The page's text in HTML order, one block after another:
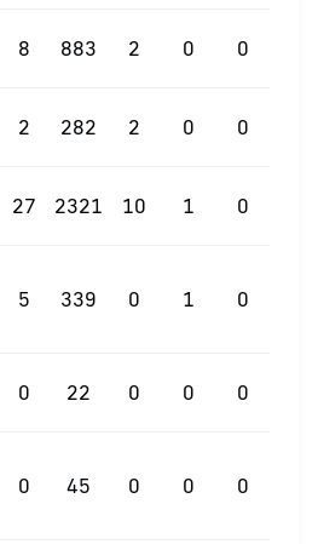
8 883 2 0 0
2 282 2 0 0
27 2321 10 1 0
5 339 0 1 0
0 22 0 0 0
0 45 0 0 0